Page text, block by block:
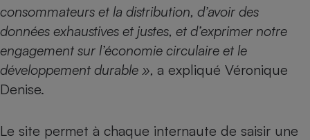
consommateurs et la distribution, d’avoir des
données exhaustives et justes, et d’exprimer notre
engagement sur l’économie circulaire et le
développement durable », a expliqué Véronique
Denise.
Le site permet à chaque internaute de saisir une